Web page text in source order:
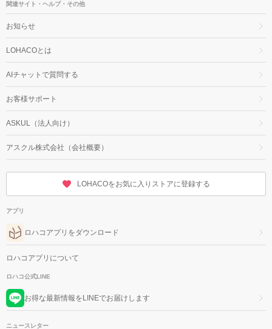
関連サイト・ヘルプ・その他
お知らせ
LOHACOとは
AIチャットで質問する
お客様サポート
ASKUL（法人向け）
アスクル株式会社（会社概要）
LOHACOをお気に入りストアに登録する
アプリ
ロハコアプリをダウンロード
ロハコアプリについて
ロハコ公式LINE
お得な最新情報をLINEでお届けします
ニュースレター